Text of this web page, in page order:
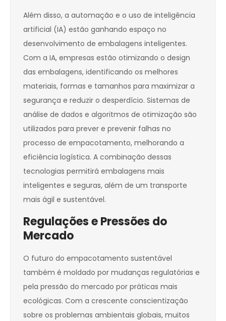
Além disso, a automação e o uso de inteligência
artificial (IA) estão ganhando espaço no
desenvolvimento de embalagens inteligentes.
Com a IA, empresas estão otimizando o design
das embalagens, identificando os melhores
materiais, formas e tamanhos para maximizar a
segurança e reduzir o desperdício. Sistemas de
análise de dados e algoritmos de otimização são
utilizados para prever e prevenir falhas no
processo de empacotamento, melhorando a
eficiência logística. A combinação dessas
tecnologias permitirá embalagens mais
inteligentes e seguras, além de um transporte
mais ágil e sustentável.
Regulações e Pressões do
Mercado
O futuro do empacotamento sustentável
também é moldado por mudanças regulatórias e
pela pressão do mercado por práticas mais
ecológicas. Com a crescente conscientização
sobre os problemas ambientais globais, muitos